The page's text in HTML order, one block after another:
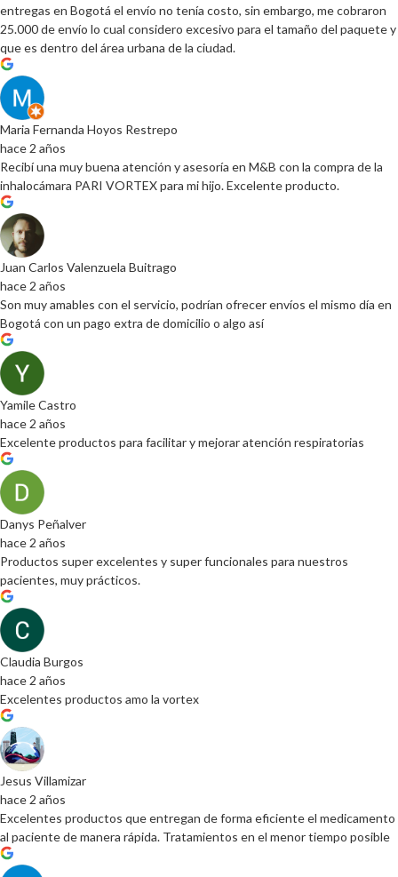
entregas en Bogotá el envío no tenía costo, sin embargo, me cobraron
25.000 de envío lo cual considero excesivo para el tamaño del paquete y
que es dentro del área urbana de la ciudad.
Maria Fernanda Hoyos Restrepo
hace 2 años
Recibí una muy buena atención y asesoría en M&B con la compra de la
inhalocámara PARI VORTEX para mi hijo. Excelente producto.
Juan Carlos Valenzuela Buitrago
hace 2 años
Son muy amables con el servicio, podrían ofrecer envíos el mismo día en
Bogotá con un pago extra de domicilio o algo así
Yamile Castro
hace 2 años
Excelente productos para facilitar y mejorar atención respiratorias
Danys Peñalver
hace 2 años
Productos super excelentes y super funcionales para nuestros
pacientes, muy prácticos.
Claudia Burgos
hace 2 años
Excelentes productos amo la vortex
Jesus Villamizar
hace 2 años
Excelentes productos que entregan de forma eficiente el medicamento
al paciente de manera rápida. Tratamientos en el menor tiempo posible